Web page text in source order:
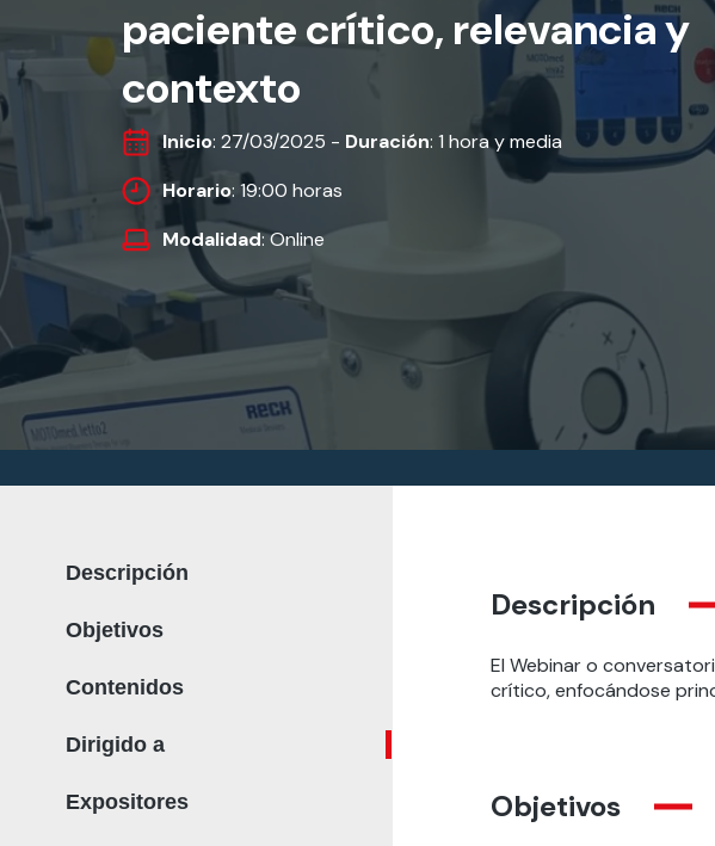
paciente crítico, relevancia y
contexto
Inicio: 27/03/2025 - Duración: 1 hora y media
Horario: 19:00 horas
Modalidad: Online
Descripción
Objetivos
Contenidos
Dirigido a
Expositores
Descripción
El Webinar o
crítico, enfocándose
Objetivos